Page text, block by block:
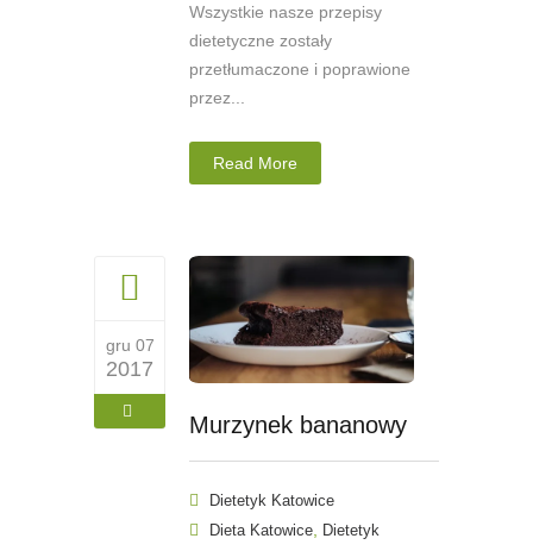
Wszystkie nasze przepisy
dietetyczne zostały
przetłumaczone i poprawione
przez...
Read More
gru 07
2017
Murzynek bananowy
Dietetyk Katowice
Dieta Katowice
Dietetyk